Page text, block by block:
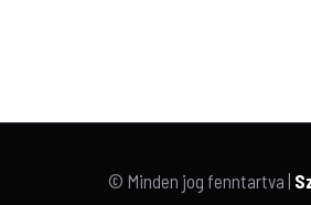
© Minden jog fenntartva |